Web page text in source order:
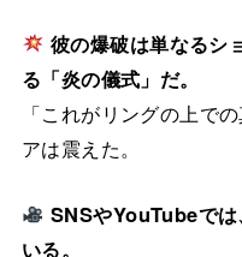
彼の爆破は単なるシ
る「炎の儀式」だ。
「これがリングの上で
アは震えた。
SNSやYouTubeで
いる。